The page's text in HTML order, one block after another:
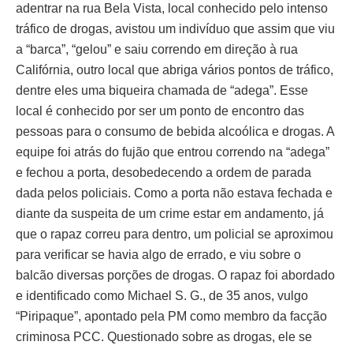
adentrar na rua Bela Vista, local conhecido pelo intenso
tráfico de drogas, avistou um indivíduo que assim que viu
a “barca”, “gelou” e saiu correndo em direção à rua
Califórnia, outro local que abriga vários pontos de tráfico,
dentre eles uma biqueira chamada de “adega”. Esse
local é conhecido por ser um ponto de encontro das
pessoas para o consumo de bebida alcoólica e drogas. A
equipe foi atrás do fujão que entrou correndo na “adega”
e fechou a porta, desobedecendo a ordem de parada
dada pelos policiais. Como a porta não estava fechada e
diante da suspeita de um crime estar em andamento, já
que o rapaz correu para dentro, um policial se aproximou
para verificar se havia algo de errado, e viu sobre o
balcão diversas porções de drogas. O rapaz foi abordado
e identificado como Michael S. G., de 35 anos, vulgo
“Piripaque”, apontado pela PM como membro da facção
criminosa PCC. Questionado sobre as drogas, ele se